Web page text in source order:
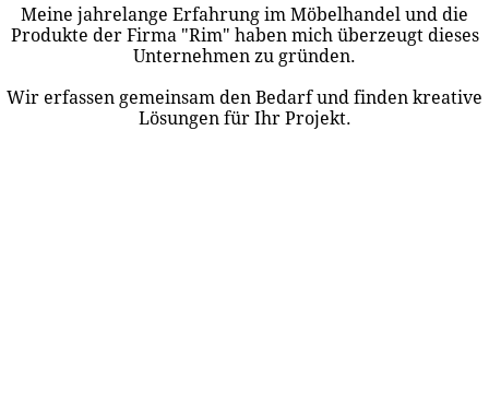
Meine jahrelange Erfahrung im Möbelhandel und die
Produkte der Firma "Rim" haben mich überzeugt dieses
Unternehmen zu gründen.
Wir erfassen gemeinsam den Bedarf und finden kreative
Lösungen für Ihr Projekt.